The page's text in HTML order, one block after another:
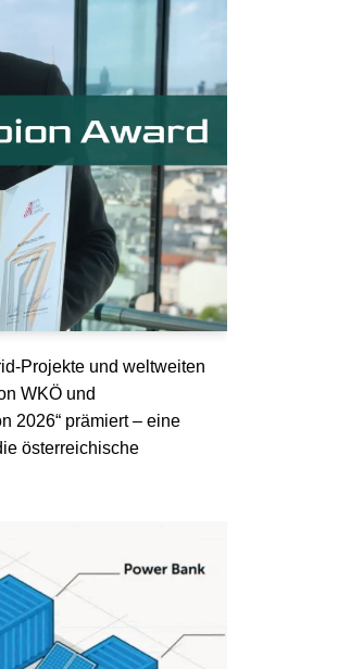
Projekte und weltweiten
WKÖ und
2026“ prämiert – eine
österreichische